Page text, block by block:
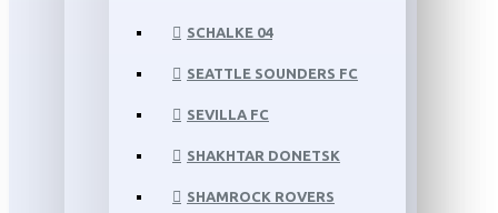
SCHALKE 04
SEATTLE SOUNDERS FC
SEVILLA FC
SHAKHTAR DONETSK
SHAMROCK ROVERS